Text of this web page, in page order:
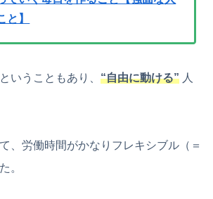
と】
いうこともあり、 “自由に動ける” 人
、労働時間がかなりフレキシブル（＝
。